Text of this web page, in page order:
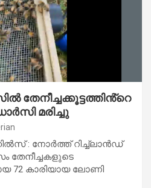
തേനീച്ചക്കൂട്ടത്തിൻ്റെ
മരിച്ചു
: നോർത്ത് റിച്ച്‌ലാൻഡ്
തേനീച്ചകളുടെ
72 കാരിയായ ലോണി